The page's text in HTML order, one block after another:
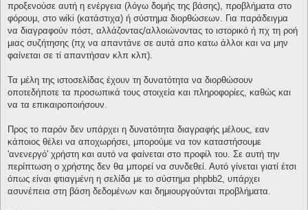
προξενούσε αυτή η ενέργεια (λόγω δομής της βάσης), προβλήματα στο
φόρουμ, στο wiki (κατάστιχα) ή σύστημα διορθώσεων. Για παράδειγμα
να διαγραφούν πόστ, αλλάζοντας/αλλοιώνοντας το ιστορικό ή πχ τη ροή
μιας συζήτησης (πχ να απαντάνε σε αυτά απο κατω άλλοι και να μην
φαίνεται σε τί απαντήσαν κλπ κλπ).
Τα μέλη της ιστοσελίδας έχουν τη δυνατότητα να διορθώσουν
οποτεδήποτε τα προσωπικά τους στοιχεία και πληροφορίες, καθώς και
να τα επικαιροποιήσουν.
Προς το παρόν δεν υπάρχει η δυνατότητα διαγραφής μέλους, εαν
κάποιος θέλει να αποχωρήσει, μπορούμε να τον καταστήσουμε
'ανενεργό' χρήστη και αυτό να φαίνεται στο προφίλ του. Σε αυτή την
περίπτωση ο χρήστης δεν θα μπορεί να συνδεθεί. Αυτό γίνεται γιατί έτσι
όπως είναι φτιαγμένη η σελίδα με το σύστημα phpbb2, υπάρχει
ασυνέπεια στη βάση δεδομένων και δημιουργούνται προβλήματα.